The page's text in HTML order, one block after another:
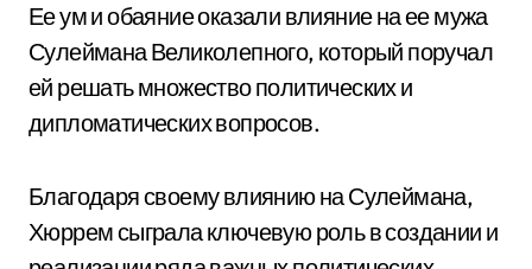
Ее ум и обаяние оказали влияние на ее мужа
Сулеймана Великолепного, который поручал
ей решать множество политических и
дипломатических вопросов.
Благодаря своему влиянию на Сулеймана,
Хюррем сыграла ключевую роль в создании и